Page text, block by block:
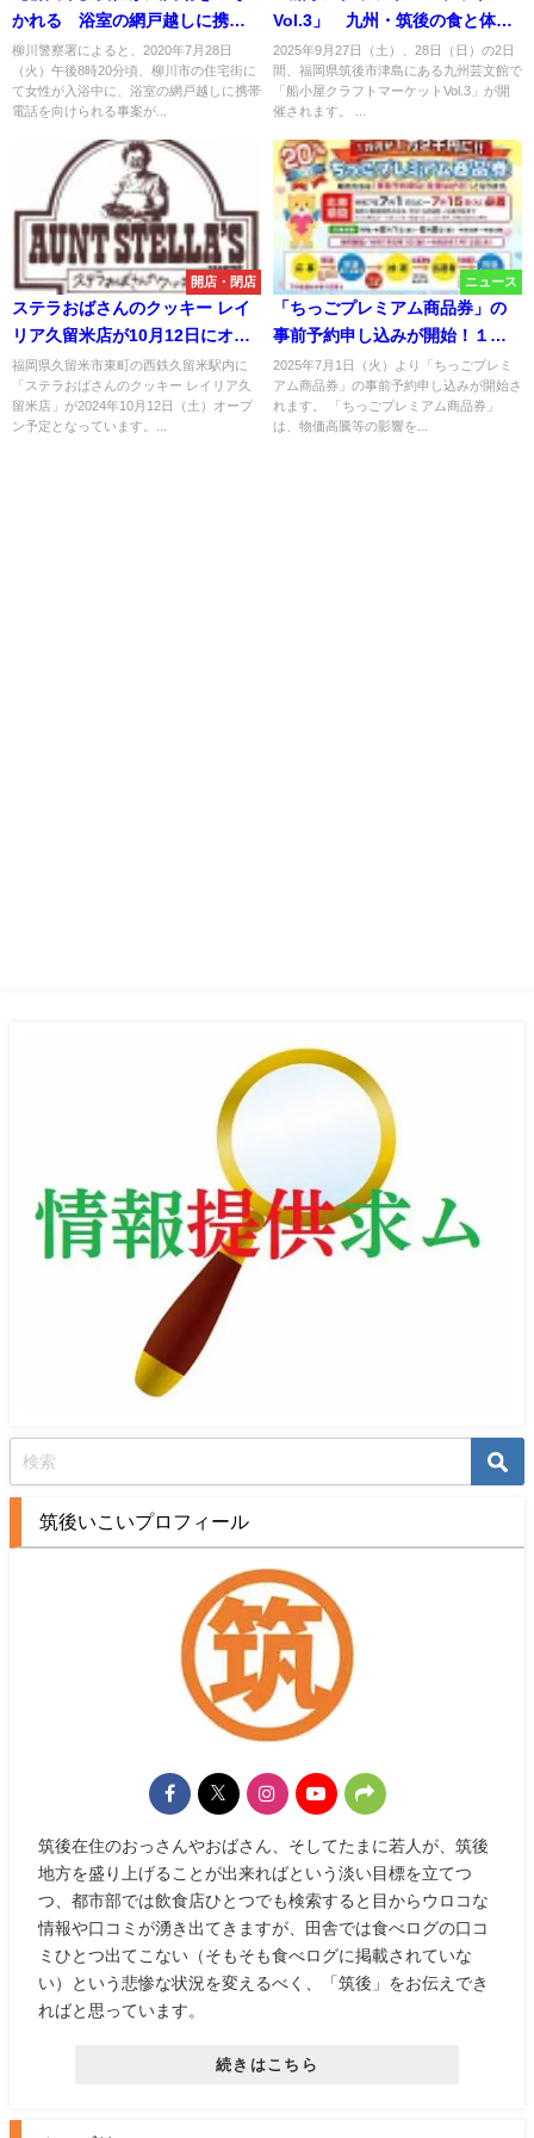
かれる 浴室の網戸越しに携帯
電話
柳川警察署によると、2020年7月28日
（火）午後8時20分頃、柳川市の住宅街に
て女性が入浴中に、浴室の網戸越しに携帯
電話を向けられる事案が...
Vol.3」 九州・筑後の食と体験
が大集合！わくわくさんの工作
ショーも
2025年9月27日（土）、28日（日）の2日
間、福岡県筑後市津島にある九州芸文館で
「船小屋クラフトマーケットVol.3」が開
催されます。 ...
開店・閉店
ステラおばさんのクッキー レイ
リア久留米店が10月12日にオー
プンするみたい。
福岡県久留米市東町の西鉄久留米駅内に
「ステラおばさんのクッキー レイリア久
留米店」が2024年10月12日（土）オープ
ン予定となっています。...
ニュース
「ちっごプレミアム商品券」の
事前予約申し込みが開始！１万
円が１万２千円に（筑後市）
2025年7月1日（火）より「ちっごプレミ
アム商品券」の事前予約申し込みが開始さ
れます。 「ちっごプレミアム商品券」
は、物価高騰等の影響を...
筑後いこいプロフィール
筑後在住のおっさんやおばさん、そしてたまに若人が、筑後
地方を盛り上げることが出来ればという淡い目標を立てつ
つ、都市部では飲食店ひとつでも検索すると目からウロコな
情報や口コミが湧き出てきますが、田舎では食べログの口コ
ミひとつ出てこない（そもそも食べログに掲載されていな
い）という悲惨な状況を変えるべく、「筑後」をお伝えでき
ればと思っています。
続きはこちら